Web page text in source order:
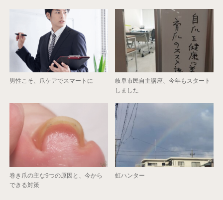
男性こそ、爪ケアでスマートに
岐阜市民自主講座、今年もスタート
しました
巻き爪の主な9つの原因と、今から
できる対策
虹ハンター